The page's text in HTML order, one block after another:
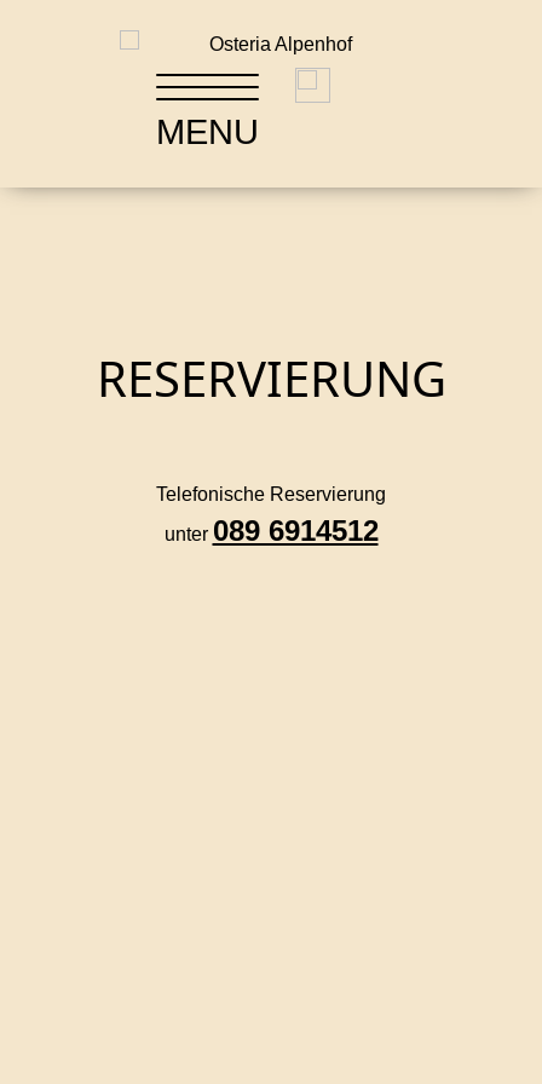
MENU
RESERVIERUNG
Telefonische Reservierung
unter 089 6914512